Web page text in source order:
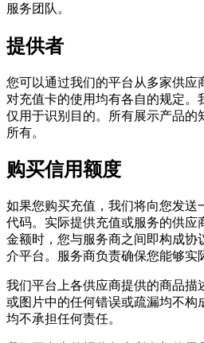
服务团队。
提供者
您可以通过我们的平台从多家供应
对充值卡的使用均有各自的规定。
仅用于识别目的。所有展示产品的
所有。
购买信用额度
如果您购买充值，我们将向您发送
代码。实际提供充值或服务的供应
金额时，您与服务商之间即构成协
介平台。服务商负责确保您能够实
我们平台上各供应商提供的商品描
或图片中的任何错误或疏漏均不构
均不承担任何责任。